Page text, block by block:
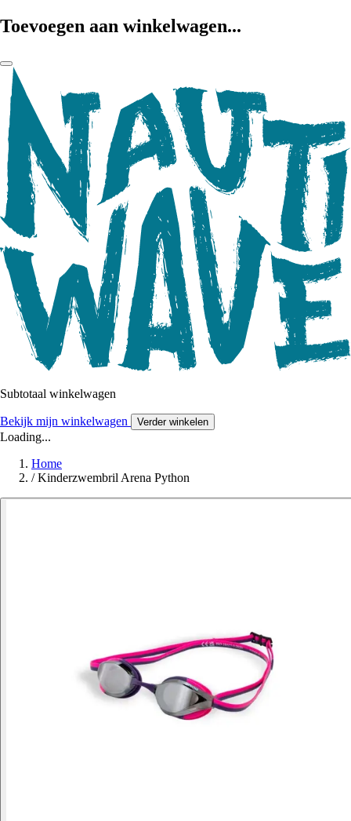
Toevoegen aan winkelwagen...
Subtotaal winkelwagen
Bekijk mijn winkelwagen Verder winkelen
Loading...
Home
/ Kinderzwembril Arena Python